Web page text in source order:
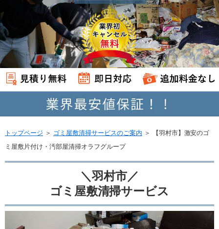
トップページ ＞ ゴミ屋敷清掃サービスのご案内 ＞
【羽村市】激安のゴ
ミ屋敷片付け・汚部屋清掃オラフグループ
＼羽村市／
ゴミ屋敷清掃サービス